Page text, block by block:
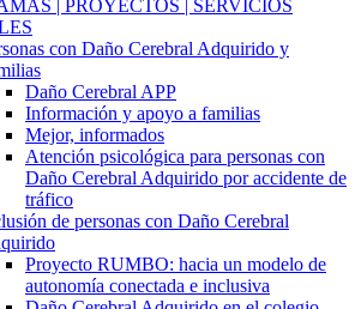
| PROYECTOS | SERVICIOS
con Daño Cerebral Adquirido y
Daño Cerebral APP
Información y apoyo a familias
Mejor, informados
Atención psicológica para personas con
Daño Cerebral Adquirido por accidente de
tráfico
de personas con Daño Cerebral
Proyecto RUMBO: hacia un modelo de
autonomía conectada e inclusiva